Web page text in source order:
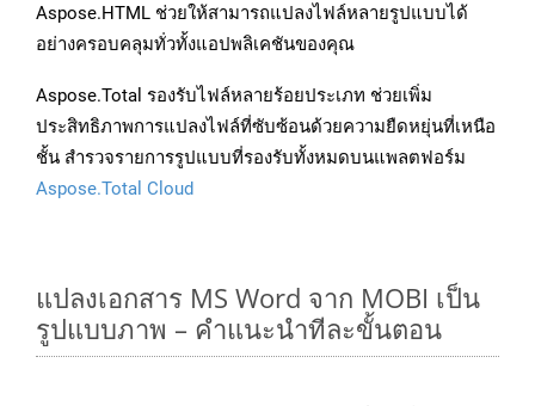
Aspose.HTML ช่วยให้สามารถแปลงไฟล์หลายรูปแบบได้
อย่างครอบคลุมทั่วทั้งแอปพลิเคชันของคุณ
Aspose.Total รองรับไฟล์หลายร้อยประเภท ช่วยเพิ่ม
ประสิทธิภาพการแปลงไฟล์ที่ซับซ้อนด้วยความยืดหยุ่นที่เหนือ
ชั้น สำรวจรายการรูปแบบที่รองรับทั้งหมดบนแพลตฟอร์ม
Aspose.Total Cloud
แปลงเอกสาร MS Word จาก MOBI เป็น
รูปแบบภาพ – คำแนะนำทีละขั้นตอน